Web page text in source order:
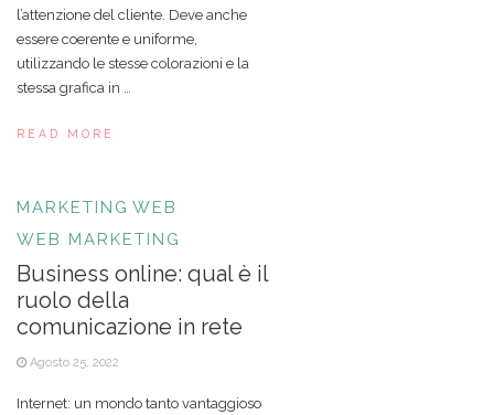
l’attenzione del cliente. Deve anche
essere coerente e uniforme,
utilizzando le stesse colorazioni e la
stessa grafica in …
READ MORE
MARKETING WEB
WEB MARKETING
Business online: qual è il
ruolo della
comunicazione in rete
Agosto 25, 2022
Internet: un mondo tanto vantaggioso